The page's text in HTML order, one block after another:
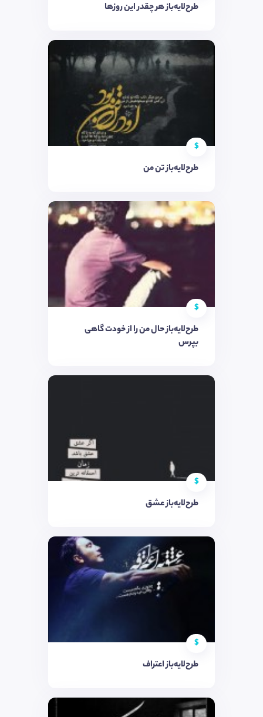
طرح‌لایه‌باز هر چقدر این روزها
$
طرح‌لایه‌باز تن من
$
طرح‌لایه‌باز حال من را از خودت گاهی
بپرس
$
طرح‌لایه‌باز عشق
$
طرح‌لایه‌باز اعتراف